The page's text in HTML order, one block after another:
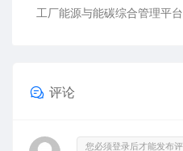
工厂能源与能碳综合管理平台
评论